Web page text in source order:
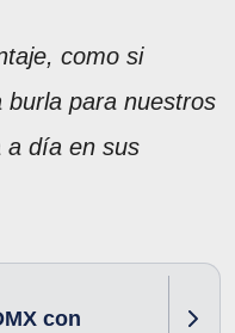
como si
burla para nuestros
a día en sus
con